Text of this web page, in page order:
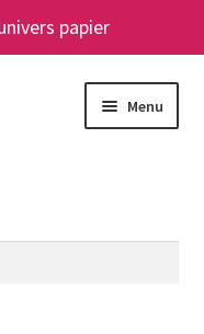
papier
Menu
le